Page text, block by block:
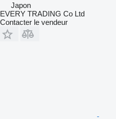
Japon
EVERY TRADING Co Ltd
Contacter le vendeur